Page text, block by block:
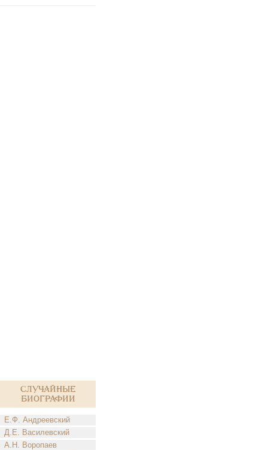
Случайные
биографии
Е.Ф. Андреевский
Д.Е. Василевский
А.Н. Воропаев